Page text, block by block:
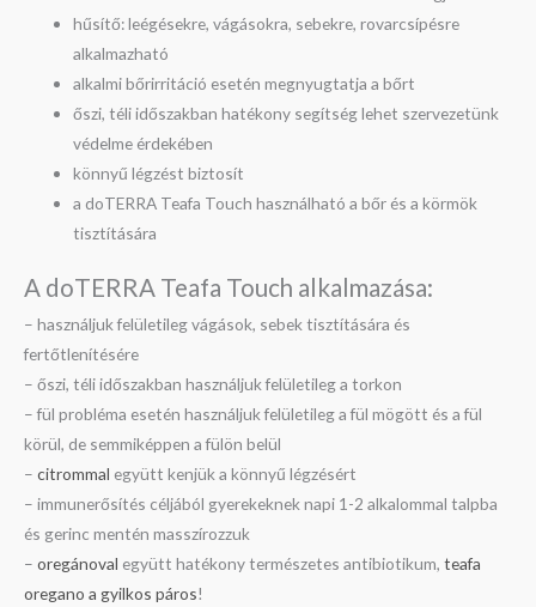
hűsítő: leégésekre, vágásokra, sebekre, rovarcsípésre
alkalmazható
alkalmi bőrirritáció esetén megnyugtatja a bőrt
őszi, téli időszakban hatékony segítség lehet szervezetünk
védelme érdekében
könnyű légzést biztosít
a doTERRA Teafa Touch használható a bőr és a körmök
tisztítására
A doTERRA Teafa Touch alkalmazása:
– használjuk felületileg vágások, sebek tisztítására és
fertőtlenítésére
– őszi, téli időszakban használjuk felületileg a torkon
– fül probléma esetén használjuk felületileg a fül mögött és a fül
körül, de semmiképpen a fülön belül
– citrommal együtt kenjük a könnyű légzésért
– immunerősítés céljából gyerekeknek napi 1-2 alkalommal talpba
és gerinc mentén masszírozzuk
– oregánoval együtt hatékony természetes antibiotikum, teafa
oregano a gyilkos páros!